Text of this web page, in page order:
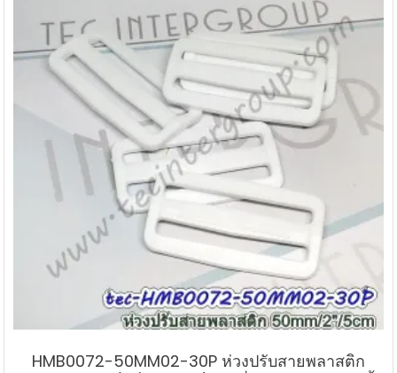
HMB0072-50MM02-30P ห่วงปรับสายพลาสติก